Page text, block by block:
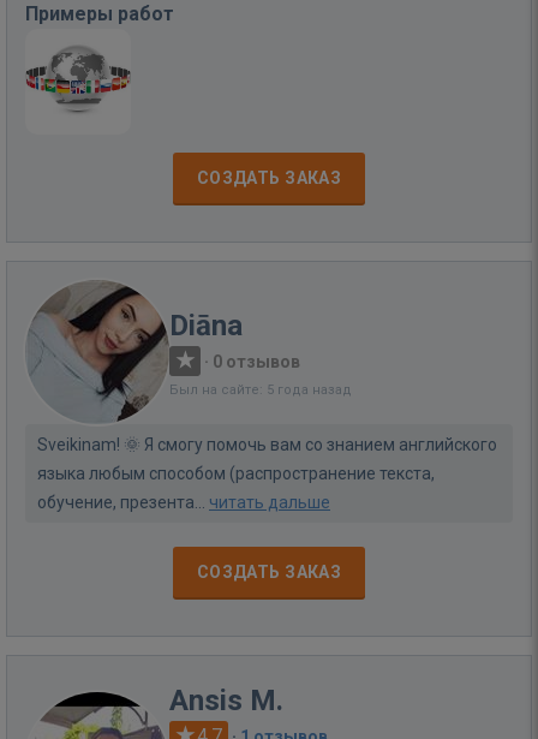
Примеры работ
СОЗДАТЬ ЗАКАЗ
Diāna
· 0 отзывов
Был на сайте: 5 года назад
Sveikinam! 🌞 Я смогу помочь вам со знанием английского
языка любым способом (распространение текста,
обучение, презента... читать дальше
СОЗДАТЬ ЗАКАЗ
Ansis M.